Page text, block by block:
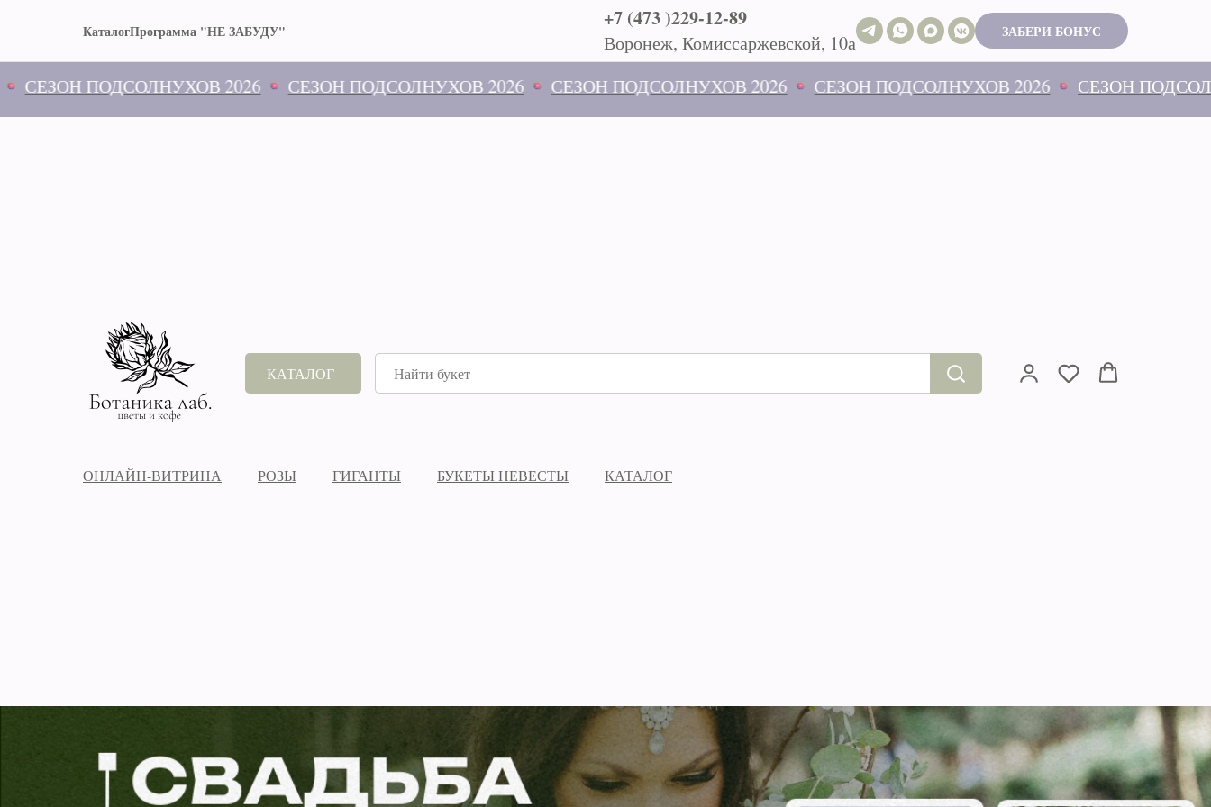
КаталогПрограмма "НЕ ЗАБУДУ" +7 (473 )229-12-89
Воронеж, Комиссаржевской, 10а ЗАБЕРИ БОНУС
ПОДСОЛНУХОВ 2026 СЕЗОН ПОДСОЛНУХОВ 2026 СЕЗОН ПОДСОЛНУХОВ 2026 СЕЗОН ПОДСОЛНУХОВ 2026 СЕЗОН ПОДСОЛНУХОВ
КАТАЛОГ
ОНЛАЙН-ВИТРИНА РОЗЫ ГИГАНТЫ БУКЕТЫ НЕВЕСТЫ КАТАЛОГ